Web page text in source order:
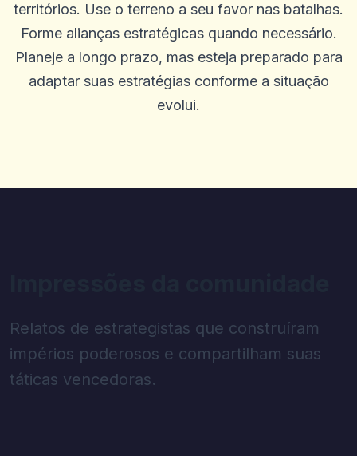
territórios. Use o terreno a seu favor nas batalhas.
Forme alianças estratégicas quando necessário.
Planeje a longo prazo, mas esteja preparado para
adaptar suas estratégias conforme a situação
evolui.
Relatos de estrategistas que construíram
impérios poderosos e compartilham suas
táticas vencedoras.